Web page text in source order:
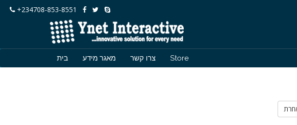
+234708-853-8551
בית מאגר מידע צרו קשר Store